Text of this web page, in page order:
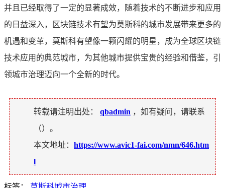
并且已经取得了一定的显著成效，随着技术的不断进步和应用
的日益深入，区块链技术有望为莫斯科的城市发展带来更多的
机遇和变革，莫斯科有望像一颗闪耀的明星，成为全球区块链
技术应用的典范城市，为其他城市提供宝贵的经验和借鉴，引
领城市治理迈向一个全新的时代。
转载请注明出处： qbadmin ，如有疑问，请联系
（）。
本文地址： https://www.avic1-fai.com/nmn/646.htm
l